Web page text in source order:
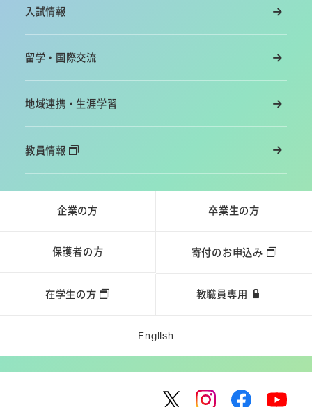
入試情報
留学・国際交流
地域連携・生涯学習
教員情報
企業の方 卒業生の方
保護者の方 寄付のお申込み
在学生の方 教職員専用
English